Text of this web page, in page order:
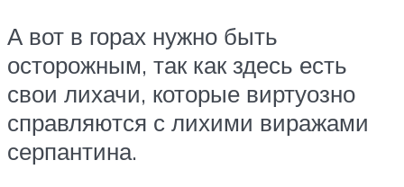
А вот в горах нужно быть
осторожным, так как здесь есть
свои лихачи, которые виртуозно
справляются с лихими виражами
серпантина.